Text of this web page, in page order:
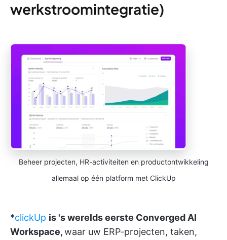
werkstroomintegratie)
Beheer projecten, HR-activiteiten en productontwikkeling
allemaal op één platform met ClickUp
*clickUp is 's werelds eerste Converged AI
Workspace,waar uw ERP-projecten, taken,